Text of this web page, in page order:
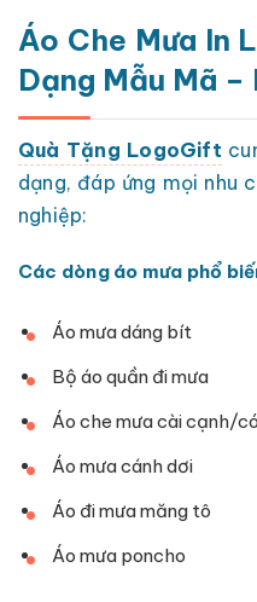
Áo Che Mưa In
Dạng Mẫu Mã
Quà Tặng LogoGift
dạng, đáp ứng mọi nhu
nghiệp:
Các dòng áo mưa phổ
Áo mưa dáng bít
Bộ áo quần đi mưa
Áo che mưa cài cạnh/
Áo mưa cánh dơi
Áo đi mưa măng tô
Áo mưa poncho